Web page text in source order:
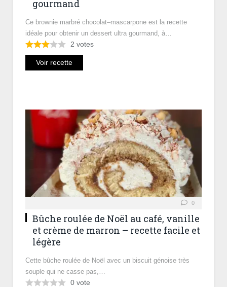
gourmand
Ce brownie marbré chocolat–mascarpone est la recette
idéale pour obtenir un dessert ultra gourmand, à…
2 votes
Voir recette
0
Bûche roulée de Noël au café, vanille
et crème de marron – recette facile et
légère
Cette bûche roulée de Noël avec un biscuit génoise très
souple qui ne casse pas,…
0 vote